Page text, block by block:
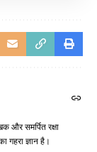
समर्पित रक्षा
गहरा ज्ञान है।